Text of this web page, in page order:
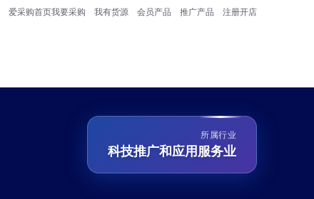
爱采购首页我要采购 我有货源 会员产品 推广产品 注册开店
所属行业
科技推广和应用服务业